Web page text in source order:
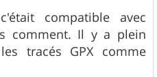
compatible avec
comment. Il y a plein
tracés GPX comme